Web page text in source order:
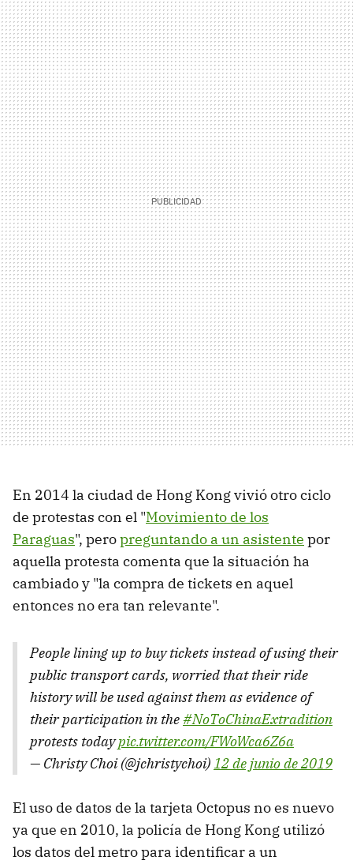
En 2014 la ciudad de Hong Kong vivió otro ciclo
de protestas con el "Movimiento de los
Paraguas", peropreguntando a un asistente por
aquella protesta comenta que la situación ha
cambiado y "la compra de tickets en aquel
entonces no era tan relevante".
People lining up to buy tickets instead of using their
public transport cards, worried that their ride
history will be used against them as evidence of
their participation in the#NoToChinaExtradition
protests todaypic.twitter.com/FWoWca6Z6a
— Christy Choi (@jchristychoi)12 de junio de 2019
El uso de datos de la tarjeta Octopus no es nuevo
ya que en 2010, la policía de Hong Kong utilizó
los datos del metro para identificar a un